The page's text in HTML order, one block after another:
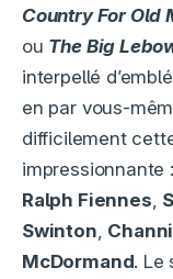
Country For Old
ou The Big
interpellé
en par vous-
difficilement
impressionnante :
Ralph Fiennes
Swinton
McDormand. Le